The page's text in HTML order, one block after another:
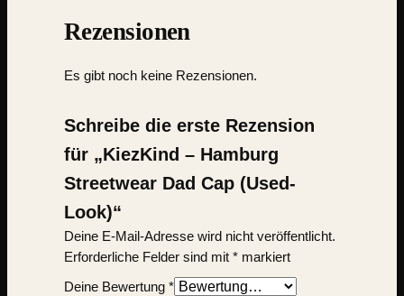
Rezensionen
Es gibt noch keine Rezensionen.
Schreibe die erste Rezension
für „KiezKind – Hamburg
Streetwear Dad Cap (Used-
Look)“
Deine E-Mail-Adresse wird nicht veröffentlicht.
Erforderliche Felder sind mit *markiert
Deine Bewertung *